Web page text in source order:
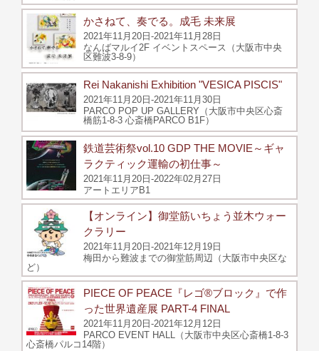
かさねて、奏でる。成毛 未来展
2021年11月20日-2021年11月28日
なんばマルイ2F イベントスペース（大阪市中央
区難波3-8-9）
Rei Nakanishi Exhibition "VESICA PISCIS"
2021年11月20日-2021年11月30日
PARCO POP UP GALLERY（大阪市中央区心斎
橋筋1-8-3 心斎橋PARCO B1F）
鉄道芸術祭vol.10 GDP THE MOVIE～ギャ
ラクティック運輸の初仕事～
2021年11月20日-2022年02月27日
アートエリアB1
【オンライン】御堂筋いちょう並木ウォー
クラリー
2021年11月20日-2021年12月19日
梅田から難波までの御堂筋周辺（大阪市中央区な
ど）
PIECE OF PEACE『レゴ®ブロック』で作
った世界遺産展 PART-4 FINAL
2021年11月20日-2021年12月12日
PARCO EVENT HALL（大阪市中央区心斎橋1-8-3
心斎橋パルコ14階）